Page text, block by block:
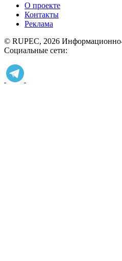
О проекте
Контакты
Реклама
© RUPEC, 2026
Социальные сети: